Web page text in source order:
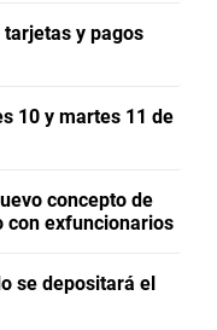
tarjetas y pagos
10 y martes 11 de
concepto de
con exfuncionarios
se depositará el